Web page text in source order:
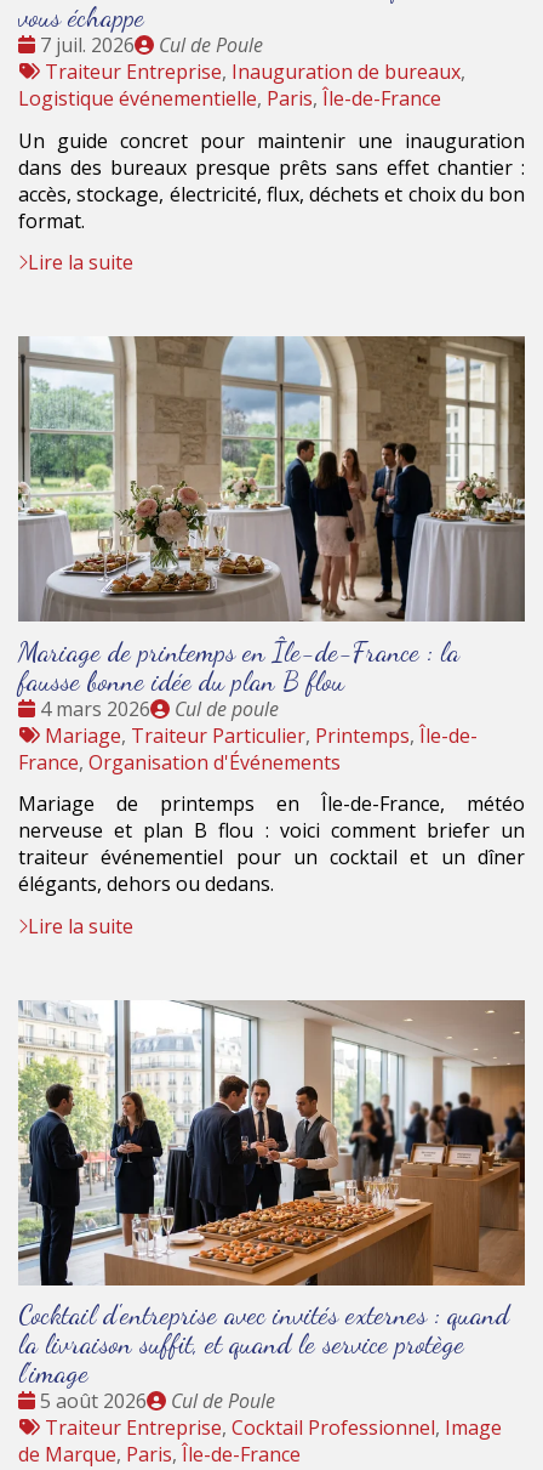
vous échappe
Date
:
7 juil. 2026
Publié
par
Cul de Poule
Tags
:
Traiteur Entreprise, Inauguration de bureaux,
Logistique événementielle, Paris, Île-de-France
Un guide concret pour maintenir une inauguration
dans des bureaux presque prêts sans effet chantier :
accès, stockage, électricité, flux, déchets et choix du bon
format.
Lire la suite
Mariage de printemps en Île-de-France : la
fausse bonne idée du plan B flou
Date
:
4 mars 2026
Publié
par
Cul de poule
Tags
:
Mariage, Traiteur Particulier, Printemps, Île-de-
France, Organisation d'Événements
Mariage de printemps en Île-de-France, météo
nerveuse et plan B flou : voici comment briefer un
traiteur événementiel pour un cocktail et un dîner
élégants, dehors ou dedans.
Lire la suite
Cocktail d'entreprise avec invités externes : quand
la livraison suffit, et quand le service protège
l'image
Date
:
5 août 2026
Publié
par
Cul de Poule
Tags
:
Traiteur Entreprise, Cocktail Professionnel, Image
de Marque, Paris, Île-de-France